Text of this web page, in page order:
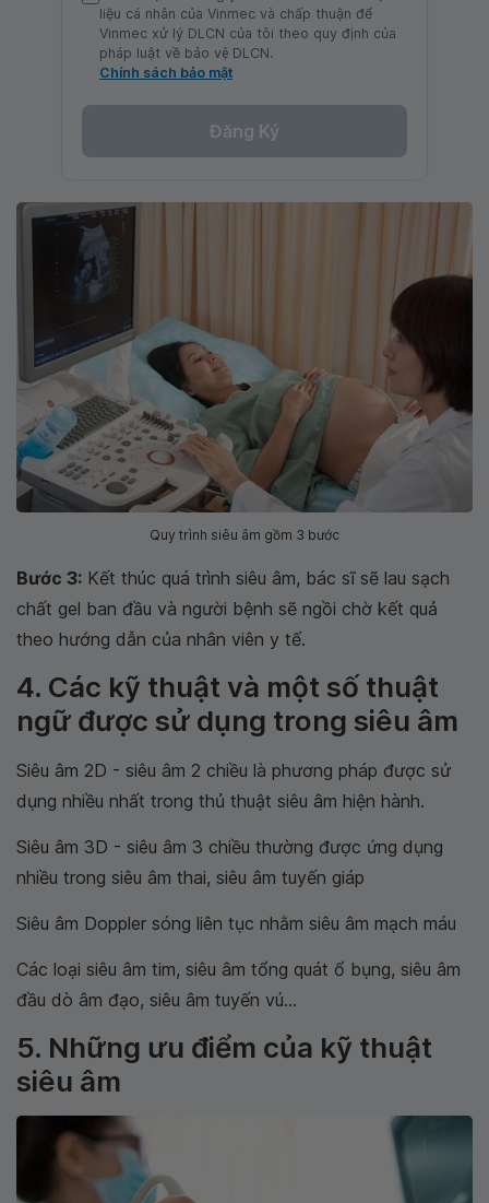
liệu cá nhân của Vinmec và chấp thuận để
Vinmec xử lý DLCN của tôi theo quy định của
pháp luật về bảo vệ DLCN.
Chính sách bảo mật
Đăng Ký
Quy trình siêu âm gồm 3 bước
Bước 3: Kết thúc quá trình siêu âm, bác sĩ sẽ lau sạch
chất gel ban đầu và người bệnh sẽ ngồi chờ kết quả
theo hướng dẫn của nhân viên y tế.
4. Các kỹ thuật và một số thuật
ngữ được sử dụng trong siêu âm
Siêu âm 2D - siêu âm 2 chiều là phương pháp được sử
dụng nhiều nhất trong thủ thuật siêu âm hiện hành.
Siêu âm 3D - siêu âm 3 chiều thường được ứng dụng
nhiều trong siêu âm thai, siêu âm tuyến giáp
Siêu âm Doppler sóng liên tục nhằm siêu âm mạch máu
Các loại siêu âm tim, siêu âm tổng quát ổ bụng, siêu âm
đầu dò âm đạo, siêu âm tuyến vú...
5. Những ưu điểm của kỹ thuật
siêu âm